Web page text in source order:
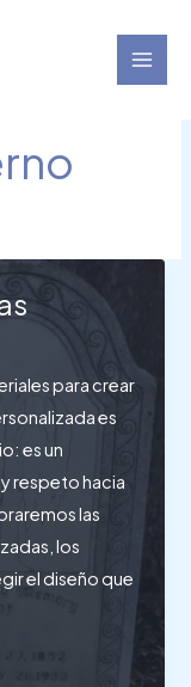
para crear
es
es un
respeto hacia
las
los
el diseño que